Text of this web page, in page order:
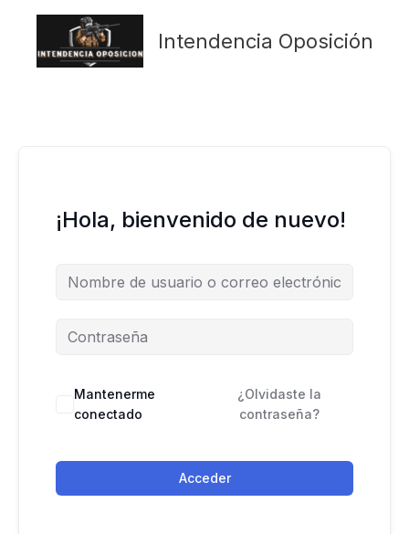
contenido
Intendencia Oposición
¡Hola, bienvenido de nuevo!
Mantenerme
conectado
¿Olvidaste la
contraseña?
Acceder